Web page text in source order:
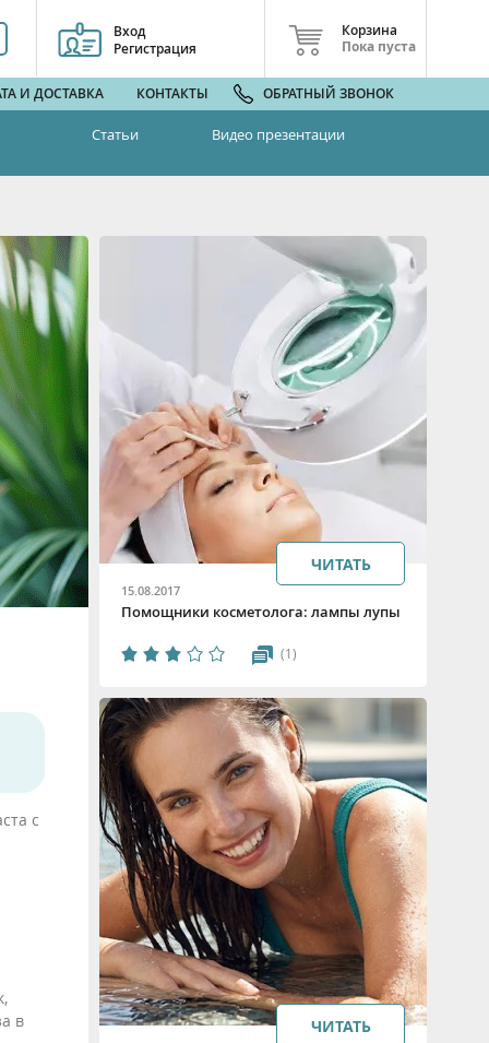
Вход
Регистрация
Корзина
Пока пуста
И ДОСТАВКА КОНТАКТЫ ОБРАТНЫЙ ЗВОНОК
Статьи Видео презентации
с
в
15.08.2017
Помощники косметолога: лампы лупы
(1)
ЧИТАТЬ
ЧИТАТЬ